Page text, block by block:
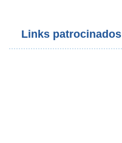
Links patrocinados